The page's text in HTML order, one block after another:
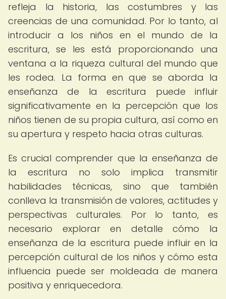
refleja la historia, las costumbres y las
creencias de una comunidad. Por lo tanto, al
introducir a los niños en el mundo de la
escritura, se les está proporcionando una
ventana a la riqueza cultural del mundo que
les rodea. La forma en que se aborda la
enseñanza de la escritura puede influir
significativamente en la percepción que los
niños tienen de su propia cultura, así como en
su apertura y respeto hacia otras culturas.
Es crucial comprender que la enseñanza de
la escritura no solo implica transmitir
habilidades técnicas, sino que también
conlleva la transmisión de valores, actitudes y
perspectivas culturales. Por lo tanto, es
necesario explorar en detalle cómo la
enseñanza de la escritura puede influir en la
percepción cultural de los niños y cómo esta
influencia puede ser moldeada de manera
positiva y enriquecedora.